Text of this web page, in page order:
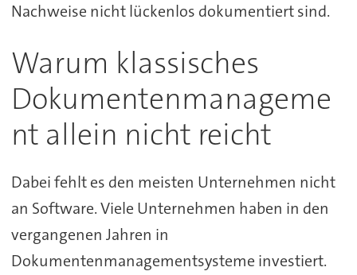
Nachweise nicht lückenlos dokumentiert sind.
Warum klassisches
Dokumentenmanageme
nt allein nicht reicht
Dabei fehlt es den meisten Unternehmen nicht
an Software. Viele Unternehmen haben in den
vergangenen Jahren in
Dokumentenmanagementsysteme investiert.